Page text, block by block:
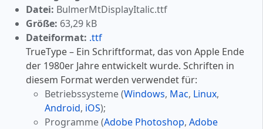
Datei: BulmerMtDisplayItalic.ttf
Größe: 63,29 kB
Dateiformat: .ttf
TrueType – Ein Schriftformat, das von Apple Ende
der 1980er Jahre entwickelt wurde. Schriften in
diesem Format werden verwendet für:
Betriebssysteme (Windows, Mac, Linux,
Android, iOS);
Programme (Adobe Photoshop, Adobe